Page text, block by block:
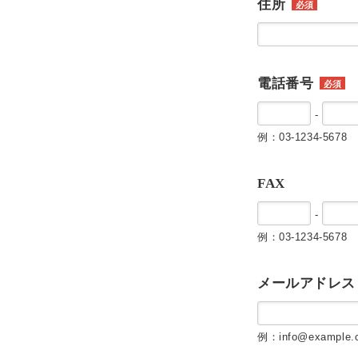
住所 必須
電話番号 必須
-
例：03-1234-5678
FAX
-
例：03-1234-5678
メールアドレス
例：